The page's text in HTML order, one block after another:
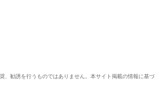
勧誘を行うものではありません。本サイト掲載の情報に基づ